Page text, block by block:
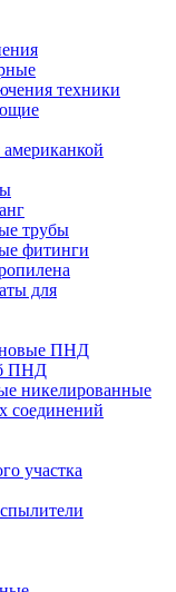
техники
трубы
фитинги
для
ПНД
ПНД
никелированные
соединений
участка